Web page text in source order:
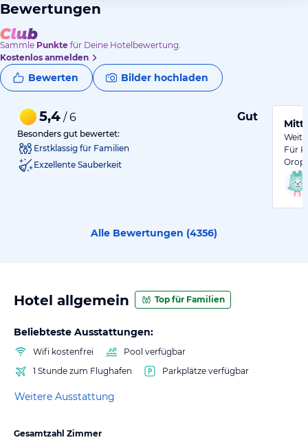
Bewertungen
Sammle Punkte für Deine Hotelbewertung.
Kostenlos anmelden
Bewerten Bilder hochladen
5,4 / 6 Gut
Besonders gut bewertet:
Erstklassig für Familien
Exzellente Sauberkeit
Für
Alle Bewertungen (4356)
Hotel allgemein Top für Familien
Beliebteste Ausstattungen:
Wifi kostenfrei
Pool verfügbar
1 Stunde zum Flughafen
Parkplätze verfügbar
Weitere Ausstattung
Gesamtzahl Zimmer